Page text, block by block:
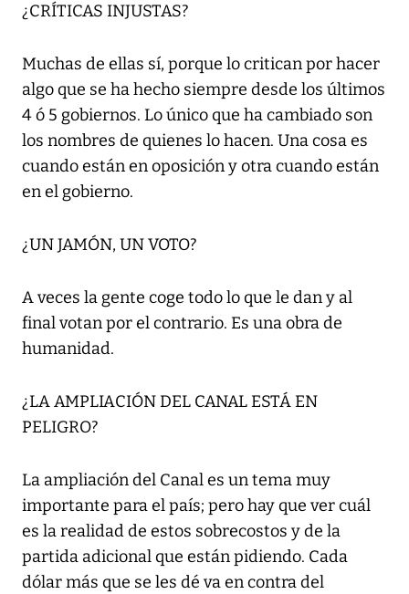
¿CRÍTICAS INJUSTAS?
Muchas de ellas sí, porque lo critican por hacer
algo que se ha hecho siempre desde los últimos
4 ó 5 gobiernos. Lo único que ha cambiado son
los nombres de quienes lo hacen. Una cosa es
cuando están en oposición y otra cuando están
en el gobierno.
¿UN JAMÓN, UN VOTO?
A veces la gente coge todo lo que le dan y al
final votan por el contrario. Es una obra de
humanidad.
¿LA AMPLIACIÓN DEL CANAL ESTÁ EN
PELIGRO?
La ampliación del Canal es un tema muy
importante para el país; pero hay que ver cuál
es la realidad de estos sobrecostos y de la
partida adicional que están pidiendo. Cada
dólar más que se les dé va en contra del